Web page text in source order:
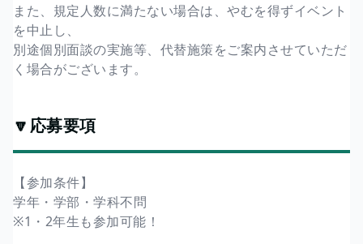
また、規定人数に満たない場合は、やむを得ずイベント
を中止し、
別途個別面談の実施等、代替施策をご案内させていただ
く場合がございます。
🔽応募要項
【参加条件】
学年・学部・学科不問
※1・2年生も参加可能！